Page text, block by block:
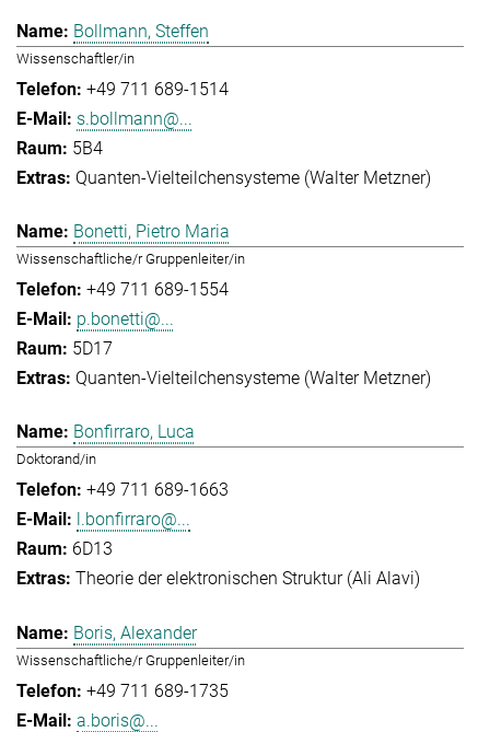
Bollmann, Steffen
Wissenschaftler/in
+49 711 689-1514
s.bollmann@...
5B4
Quanten-Vielteilchensysteme (Walter Metzner)
Bonetti, Pietro Maria
Wissenschaftliche/r Gruppenleiter/in
+49 711 689-1554
p.bonetti@...
5D17
Quanten-Vielteilchensysteme (Walter Metzner)
Bonfirraro, Luca
Doktorand/in
+49 711 689-1663
l.bonfirraro@...
6D13
Theorie der elektronischen Struktur (Ali Alavi)
Boris, Alexander
Wissenschaftliche/r Gruppenleiter/in
+49 711 689-1735
a.boris@...